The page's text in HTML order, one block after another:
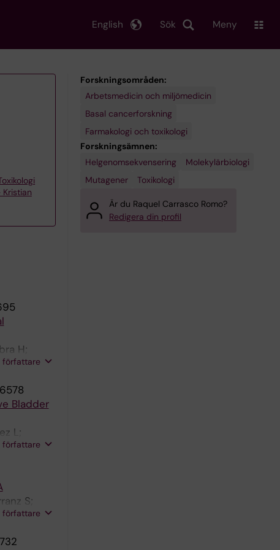
Sök
English Meny
H;
författare
Bladder
L;
författare
S;
författare
Forskningsområden:
Arbetsmedicin och miljömedicin
Basal cancerforskning
Farmakologi och toxikologi
Forskningsämnen:
Helgenomsekvensering
Molekylärbiologi
Mutagener
Toxikologi
Är du Raquel Carrasco Romo?
Redigera din profil